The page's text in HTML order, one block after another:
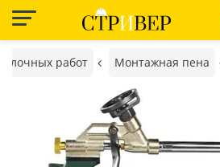
работ Монтажная пена